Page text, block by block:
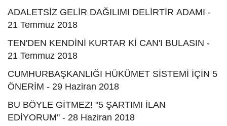
ADALETSİZ GELİR DAĞILIMI DELİRTİR ADAMI -
21 Temmuz 2018
TEN'DEN KENDİNİ KURTAR Kİ CAN'I BULASIN -
21 Temmuz 2018
CUMHURBAŞKANLIĞI HÜKÜMET SİSTEMİ İÇİN 5
ÖNERİM - 29 Haziran 2018
BU BÖYLE GİTMEZ! "5 ŞARTIMI İLAN
EDİYORUM" - 28 Haziran 2018